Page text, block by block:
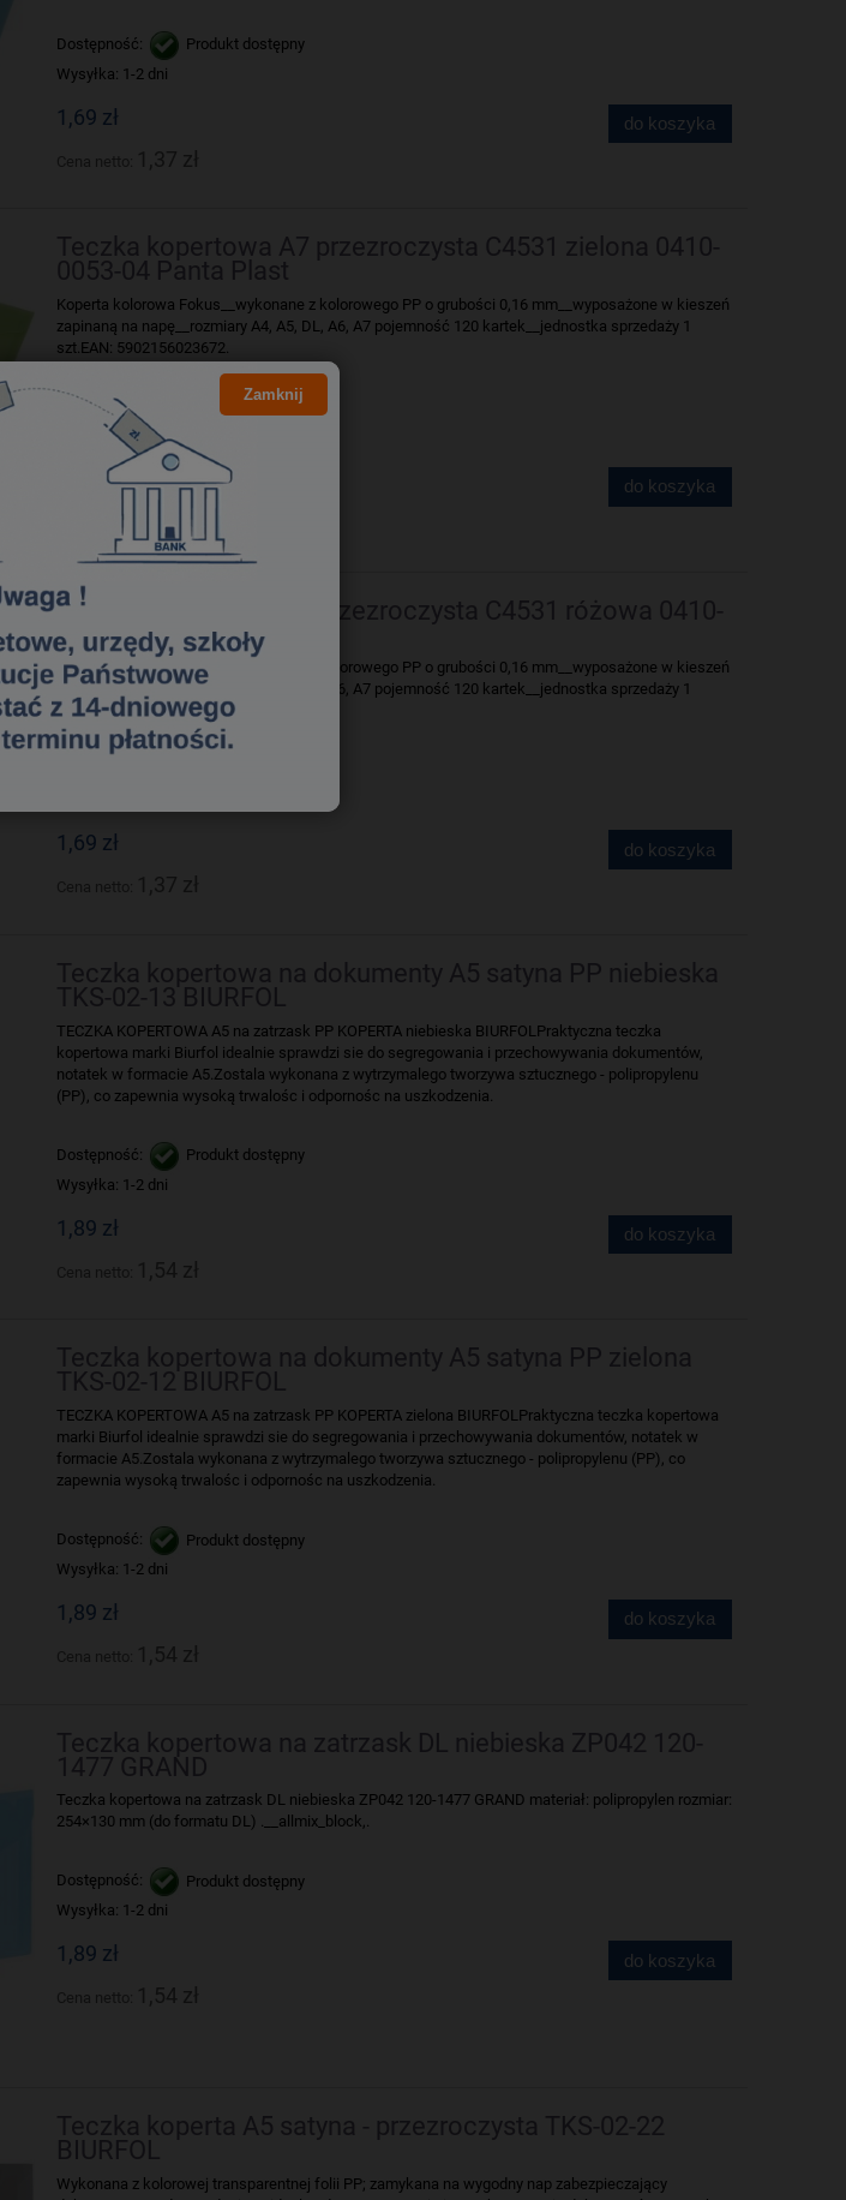
Dostępność:
Produkt dostępny
Wysyłka: 1-2 dni
1,69 zł do koszyka
Teczka kopertowa A7 przezroczysta C4531 zielona 0410-
0053-04 Panta Plast
Koperta kolorowa Fokus__wykonane z kolorowego PP o grubości 0,16 mm__wyposażone w kieszeń
zapinaną na napę__rozmiary A4, A5, DL, A6, A7 pojemność 120 kartek__jednostka sprzedaży 1
szt.EAN: 5902156023672.
Dostępność:
Produkt dostępny
Wysyłka: 1-2 dni
1,69 zł
1,37 zł
do koszyka
Teczka kopertowa A7 przezroczysta C4531 różowa 0410-
0053-13 Panta Plast
Koperta kolorowa Fokus__wykonane z kolorowego PP o grubości 0,16 mm__wyposażone w kieszeń
zapinaną na napę__rozmiary A4, A5, DL, A6, A7 pojemność 120 kartek__jednostka sprzedaży 1
szt.EAN: 5902156023689.
1,69 zł do koszyka
Teczka kopertowa na dokumenty A5 satyna PP niebieska
TKS-02-13 BIURFOL
TECZKA KOPERTOWA A5 na zatrzask PP KOPERTA niebieska BIURFOLPraktyczna teczka
kopertowa marki Biurfol idealnie sprawdzi sie do segregowania i przechowywania dokumentów,
notatek w formacie A5.Zostala wykonana z wytrzymalego tworzywa sztucznego - polipropylenu
(PP), co zapewnia wysoką trwalośc i odpornośc na uszkodzenia.
Dostępność:
Produkt dostępny
Wysyłka: 1-2 dni
1,89 zł do koszyka
Teczka kopertowa na dokumenty A5 satyna PP zielona
TKS-02-12 BIURFOL
TECZKA KOPERTOWA A5 na zatrzask PP KOPERTA zielona BIURFOLPraktyczna teczka kopertowa
marki Biurfol idealnie sprawdzi sie do segregowania i przechowywania dokumentów, notatek w
formacie A5.Zostala wykonana z wytrzymalego tworzywa sztucznego - polipropylenu (PP), co
zapewnia wysoką trwalośc i odpornośc na uszkodzenia.
Dostępność:
Produkt dostępny
Wysyłka: 1-2 dni
1,89 zł do koszyka
Teczka kopertowa na zatrzask DL niebieska ZP042 120-
1477 GRAND
Teczka kopertowa na zatrzask DL niebieska ZP042 120-1477 GRAND materiał: polipropylen rozmiar:
254×130 mm (do formatu DL) .__allmix_block,.
Dostępność:
Produkt dostępny
Wysyłka: 1-2 dni
1,89 zł do koszyka
Teczka koperta A5 satyna - przezroczysta TKS-02-22
BIURFOL
Wykonana z kolorowej transparentnej folii PP; zamykana na wygodny nap zabezpieczający
Zamknij